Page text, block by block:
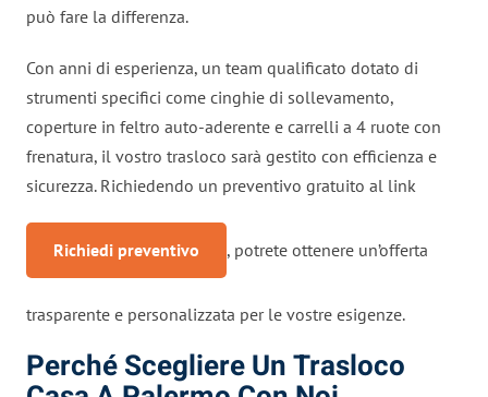
può fare la differenza.
Con anni di esperienza, un team qualificato dotato di
strumenti specifici come cinghie di sollevamento,
coperture in feltro auto-aderente e carrelli a 4 ruote con
frenatura, il vostro trasloco sarà gestito con efficienza e
sicurezza. Richiedendo un preventivo gratuito al link
Richiedi preventivo , potrete ottenere un’offerta
trasparente e personalizzata per le vostre esigenze.
Perché Scegliere Un Trasloco